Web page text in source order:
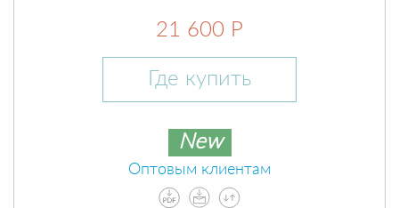
21 600 Р
Где купить
New
Оптовым клиентам